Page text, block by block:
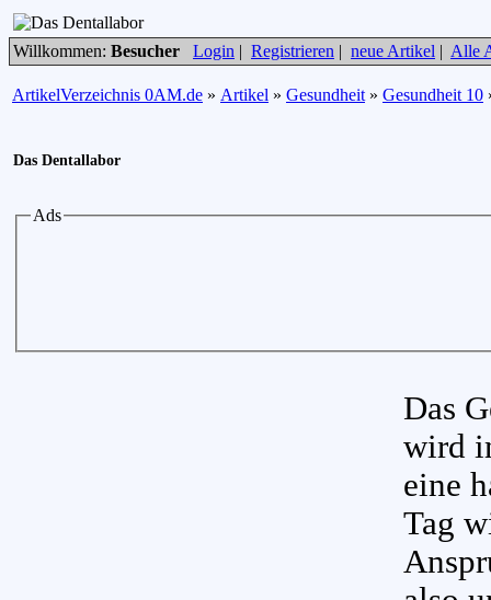
Willkommen: Besucher Login | Registrieren | neue Artikel | Alle
ArtikelVerzeichnis 0AM.de » Artikel » Gesundheit » Gesundheit 10
Das Dentallabor
Ads
Das
wird
eine
Tag